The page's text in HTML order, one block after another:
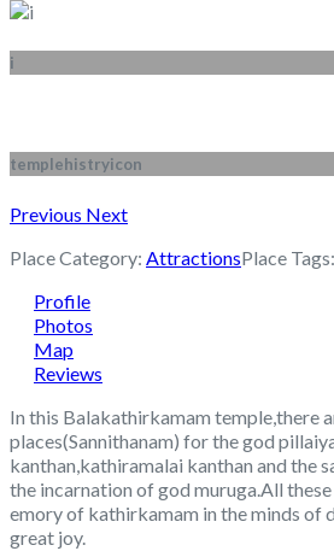
i
templehistryicon
Previous Next
Place Category: AttractionsPlace Tags:
Profile
Photos
Map
Reviews
In this Balakathirkamam temple,there
places(Sannithanam) for the god
kanthan,kathiramalai kanthan and the
the incarnation of god muruga.All
emory of kathirkamam in the minds of
great joy.